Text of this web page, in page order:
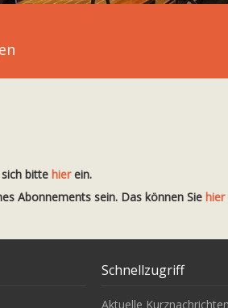
bitte hierein.
Abonnements sein. Das können Sie hier
Schnellzugriff
Aktuelle Kurznachrichten